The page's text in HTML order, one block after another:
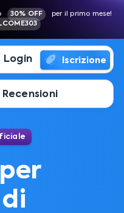
30% OFF
per il primo mese!
Login Iscrizione
Recensioni